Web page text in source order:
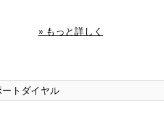
» もっと詳しく
トダイヤル